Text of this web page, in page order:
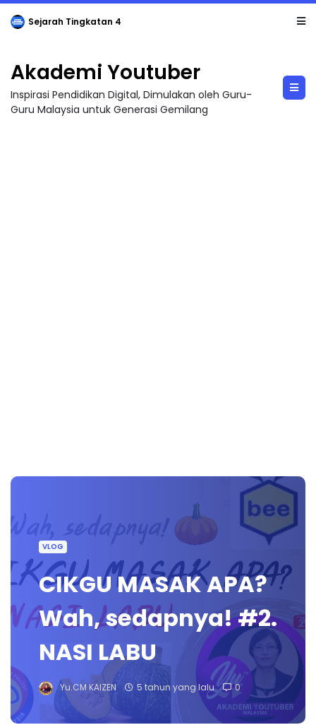
LIVE 🔴 [LIVE] PRINSIP PERAKAUNAN, BEDAH TUNTAS SOALAN 1 TRIAL OLEH CIKGU ...
Akademi Youtuber
Inspirasi Pendidikan Digital, Dimulakan oleh Guru-
Guru Malaysia untuk Generasi Gemilang
VLOG
CIKGU MASAK APA?
Wah, sedapnya! #2.
NASI LABU
Yu.CM KAIZEN 5 tahun yang lalu 0